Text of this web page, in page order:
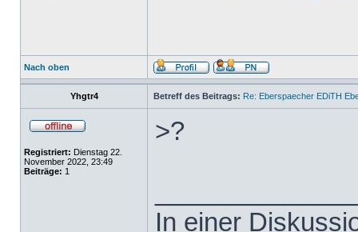
Nach oben
Yhgtr4 Betreff des Beitrags: Re: Eberspaecher EDiTH
Registriert: Dienstag 22.
November 2022, 23:49
Beiträge: 1
>?
In einer